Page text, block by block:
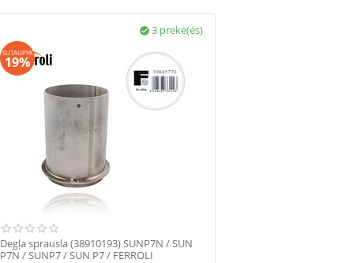
3 prekė(ės)

SUTAUPYK
19%
Degļa sprausla (38910193) SUNP7N / SUN
P7N / SUNP7 / SUN P7 / FERROLI